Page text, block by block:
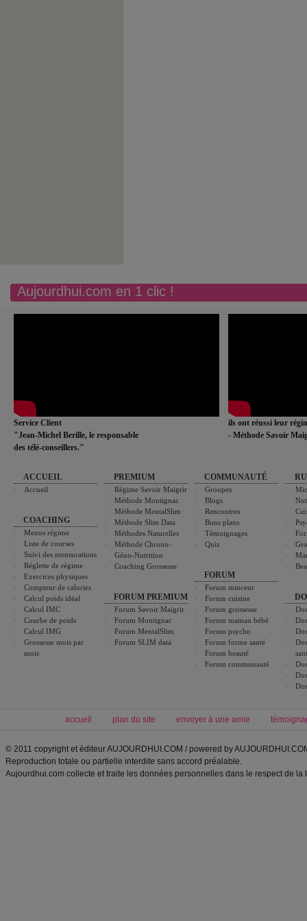
Aujourdhui.com en 1 clic !
Service Client
"Jean-Michel Berille, le responsable
des télé-conseillers."
ils ont réussi leur
- Méthode Savoir
ACCUEIL
Accueil
COACHING
Menus régime
Liste de courses
Suivi des mensurations
Réglette de régime
Exercices physiques
Compteur de calories
Calcul poids idéal
Calcul IMC
Courbe de poids
Calcul IMG
Grossesse mois par
mois
PREMIUM
Régime Savoir Maigrir
Méthode Montignac
Méthode MentalSlim
Méthode Slim Data
Méthodes Naturelles
Méthode Chrono-
Géno-Nutrition
Coaching Grossesse
FORUM PREMIUM
Forum Savoir Maigrir
Forum Montignac
Forum MentalSlim
Forum SLIM data
COMMUNAUTÉ
Groupes
Blogs
Rencontres
Bons plans
Témoignages
Quiz
FORUM
Forum minceur
Forum cuisine
Forum grossesse
Forum maman bébé
Forum psycho
Forum forme santé
Forum beauté
Forum communauté
accueil plan du site envoyer à une amie
© 2011 copyright et éditeur AUJOURDHUI.COM / powered by
Reproduction totale ou partielle interdite sans accord préalable.
Aujourdhui.com collecte et traite les données personnelles dans le respect de